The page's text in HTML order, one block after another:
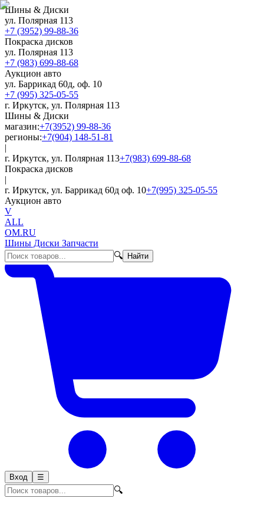
Шины & Диски
ул. Полярная 113
+7 (3952) 99-88-36
Покраска дисков
ул. Полярная 113
+7 (983) 699-88-68
Аукцион авто
ул. Баррикад 60д, оф. 10
+7 (995) 325-05-55
г. Иркутск, ул. Полярная 113
Шины & Диски
магазин:+7(3952) 99-88-36
регионы:+7(904) 148-51-81
|
г. Иркутск, ул. Полярная 113+7(983) 699-88-68
Покраска дисков
|
г. Иркутск, ул. Баррикад 60д оф. 10+7(995) 325-05-55
Аукцион авто
V
ALL
OM.RU
Шины Диски Запчасти
🔍
Найти
Вход ☰
🔍